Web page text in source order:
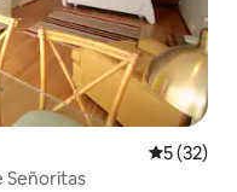
5 (32)
Señoritas